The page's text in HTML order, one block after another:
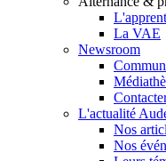
La VAE
Newsroom
L'actualité
Nos
Nos